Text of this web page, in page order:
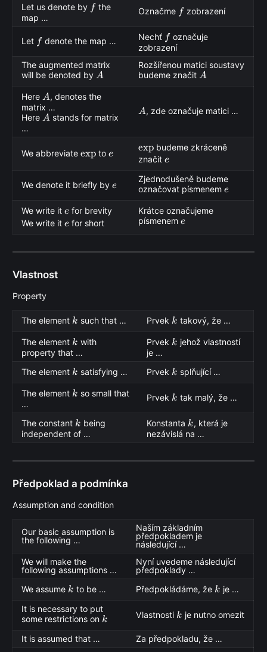
Let us denote by ff the
map …
Označme ff zobrazení
Let ff denote the map … Nechť ff označuje
zobrazení
The augmented matrix
will be denoted by A
A
Rozšířenou matici soustavy
budeme značit A
A
Here A
A, denotes the
matrix …
Here A
A stands for matrix
…
A
A, zde označuje matici …
We abbreviate\text{exp}
exp toe
e
\text{exp}
exp budeme zkráceně
značite
e
We denote it briefly bye
e
Zjednodušeně budeme
označovat písmeneme
e
We write ite
e for brevity
We write ite
e for short
Krátce označujeme
písmeneme
e
Vlastnost
Property
The element k
k such that … Prvek k
k takový, že …
The element k
k with
property that …
Prvek k
k jehož vlastností
je …
The element k
k satisfying … Prvek k
k splňující …
The element k
k so small that
…
Prvek k
k tak malý, že …
The constant k
k being
independent of …
Konstanta k
k, která je
nezávislá na …
Předpoklad a podmínka
Assumption and condition
Our basic assumption is
the following …
Naším základním
předpokladem je
následující …
We will make the
following assumptions …
Nyní uvedeme následující
předpoklady …
We assume k
k to be … Předpokládáme, že k
k je …
It is necessary to put
some restrictions on k
k Vlastnosti k
k je nutno omezit
It is assumed that …
Za předpokladu, že …